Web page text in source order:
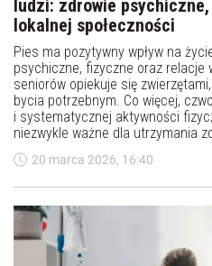
ludzi: zdrowie
lokalnej społeczności
Pies ma pozytywny wpływ na
psychiczne, fizyczne oraz relacje
seniorów opiekuje się
bycia potrzebnym. Co więcej,
i systematycznej aktywności
niezwykle ważne dla utrzymania
20 marca 2026, 16:40